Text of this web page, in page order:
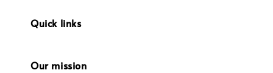
Quick links
Our mission